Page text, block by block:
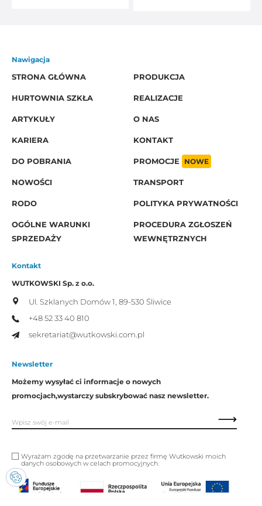
Nawigacja
STRONA GŁÓWNA
PRODUKCJA
HURTOWNIA SZKŁA REALIZACJE
ARTYKUŁY O NAS
KARIERA KONTAKT
DO POBRANIA PROMOCJE NOWE
NOWOŚCI TRANSPORT
RODO POLITYKA PRYWATNOŚCI
OGÓLNE WARUNKI
SPRZEDAŻY
PROCEDURA ZGŁOSZEŃ
WEWNĘTRZNYCH
Kontakt
WUTKOWSKI Sp. z o.o.
Ul. Szklanych Domów 1, 89-530 Śliwice
+48 52 33 40 810
sekretariat@wutkowski.com.pl
Newsletter
Możemy wysyłać ci informacje o nowych
promocjach,wystarczy subskrybować nasz newsletter.
Wyrażam zgodę na przetwarzanie przez firmę Wutkowski moich
danych osobowych w celach promocyjnych.